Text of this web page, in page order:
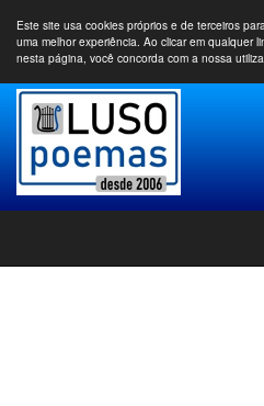
Este site usa cookies próprios e de terceiros
uma melhor experiência. Ao clicar em qualquer
nesta página, você concorda com a nossa